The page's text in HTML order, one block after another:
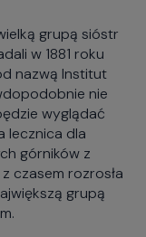
grupą sióstr
w 1881 roku
nazwą Institut
nie
wyglądać
lecznica dla
górników z
czasem rozrosła
grupą